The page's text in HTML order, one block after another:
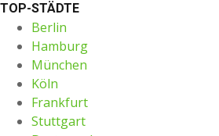
TOP-STÄDTE
Berlin
Hamburg
München
Köln
Frankfurt
Stuttgart